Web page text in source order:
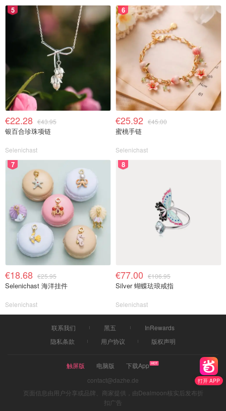
打开 APP
5
€22.28 €43.95
银百合珍珠项链
Selenichast
6
€25.92 €45.00
蜜桃手链
Selenichast
7
€18.68 €25.95
Selenichast 海洋挂件
Selenichast
8
€77.00 €106.95
Silver 蝴蝶珐琅戒指
Selenichast
联系我们 黑五
InRewards
隐私条款
用户协议 版权声明
触屏版 电脑版
下载App
contact@dazhe.de
页面信息由用户分享或品牌、商家提供，由Dealmoon核实后发布折
扣广告